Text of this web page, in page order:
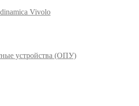
Vivolo
устройства (ОПУ)